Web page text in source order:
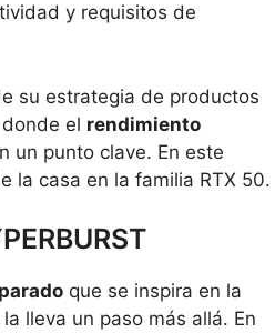
y requisitos de
su estrategia de productos
el rendimiento
un punto clave. En este
la casa en la familia RTX 50.
que se inspira en la
lleva un paso más allá. En